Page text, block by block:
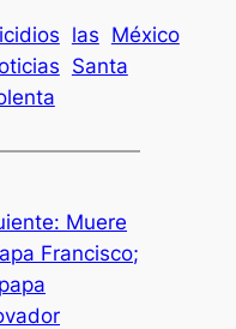
las México
Santa
Muere
Francisco;